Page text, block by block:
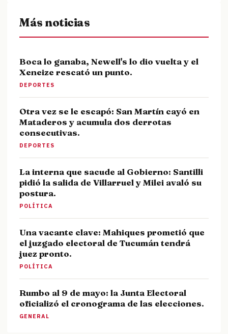
Más noticias
Boca lo ganaba, Newell's lo dio vuelta y el
Xeneize rescató un punto.
DEPORTES
Otra vez se le escapó: San Martín cayó en
Mataderos y acumula dos derrotas
consecutivas.
DEPORTES
La interna que sacude al Gobierno: Santilli
pidió la salida de Villarruel y Milei avaló su
postura.
POLÍTICA
Una vacante clave: Mahiques prometió que
el juzgado electoral de Tucumán tendrá
juez pronto.
POLÍTICA
Rumbo al 9 de mayo: la Junta Electoral
oficializó el cronograma de las elecciones.
GENERAL